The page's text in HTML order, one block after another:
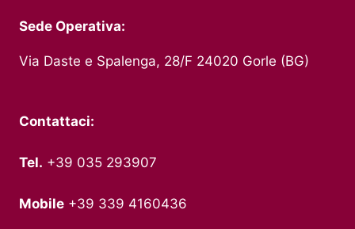
Sede Operativa:
Via Daste e Spalenga, 28/F 24020 Gorle (BG)
Contattaci:
Tel. +39 035 293907
Mobile +39 339 4160436